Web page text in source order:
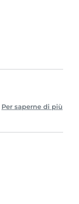
Per saperne di più